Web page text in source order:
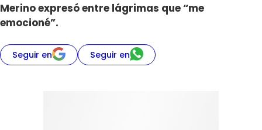
Merino expresó entre lágrimas que “me
emocioné”.
Seguir en Seguir en